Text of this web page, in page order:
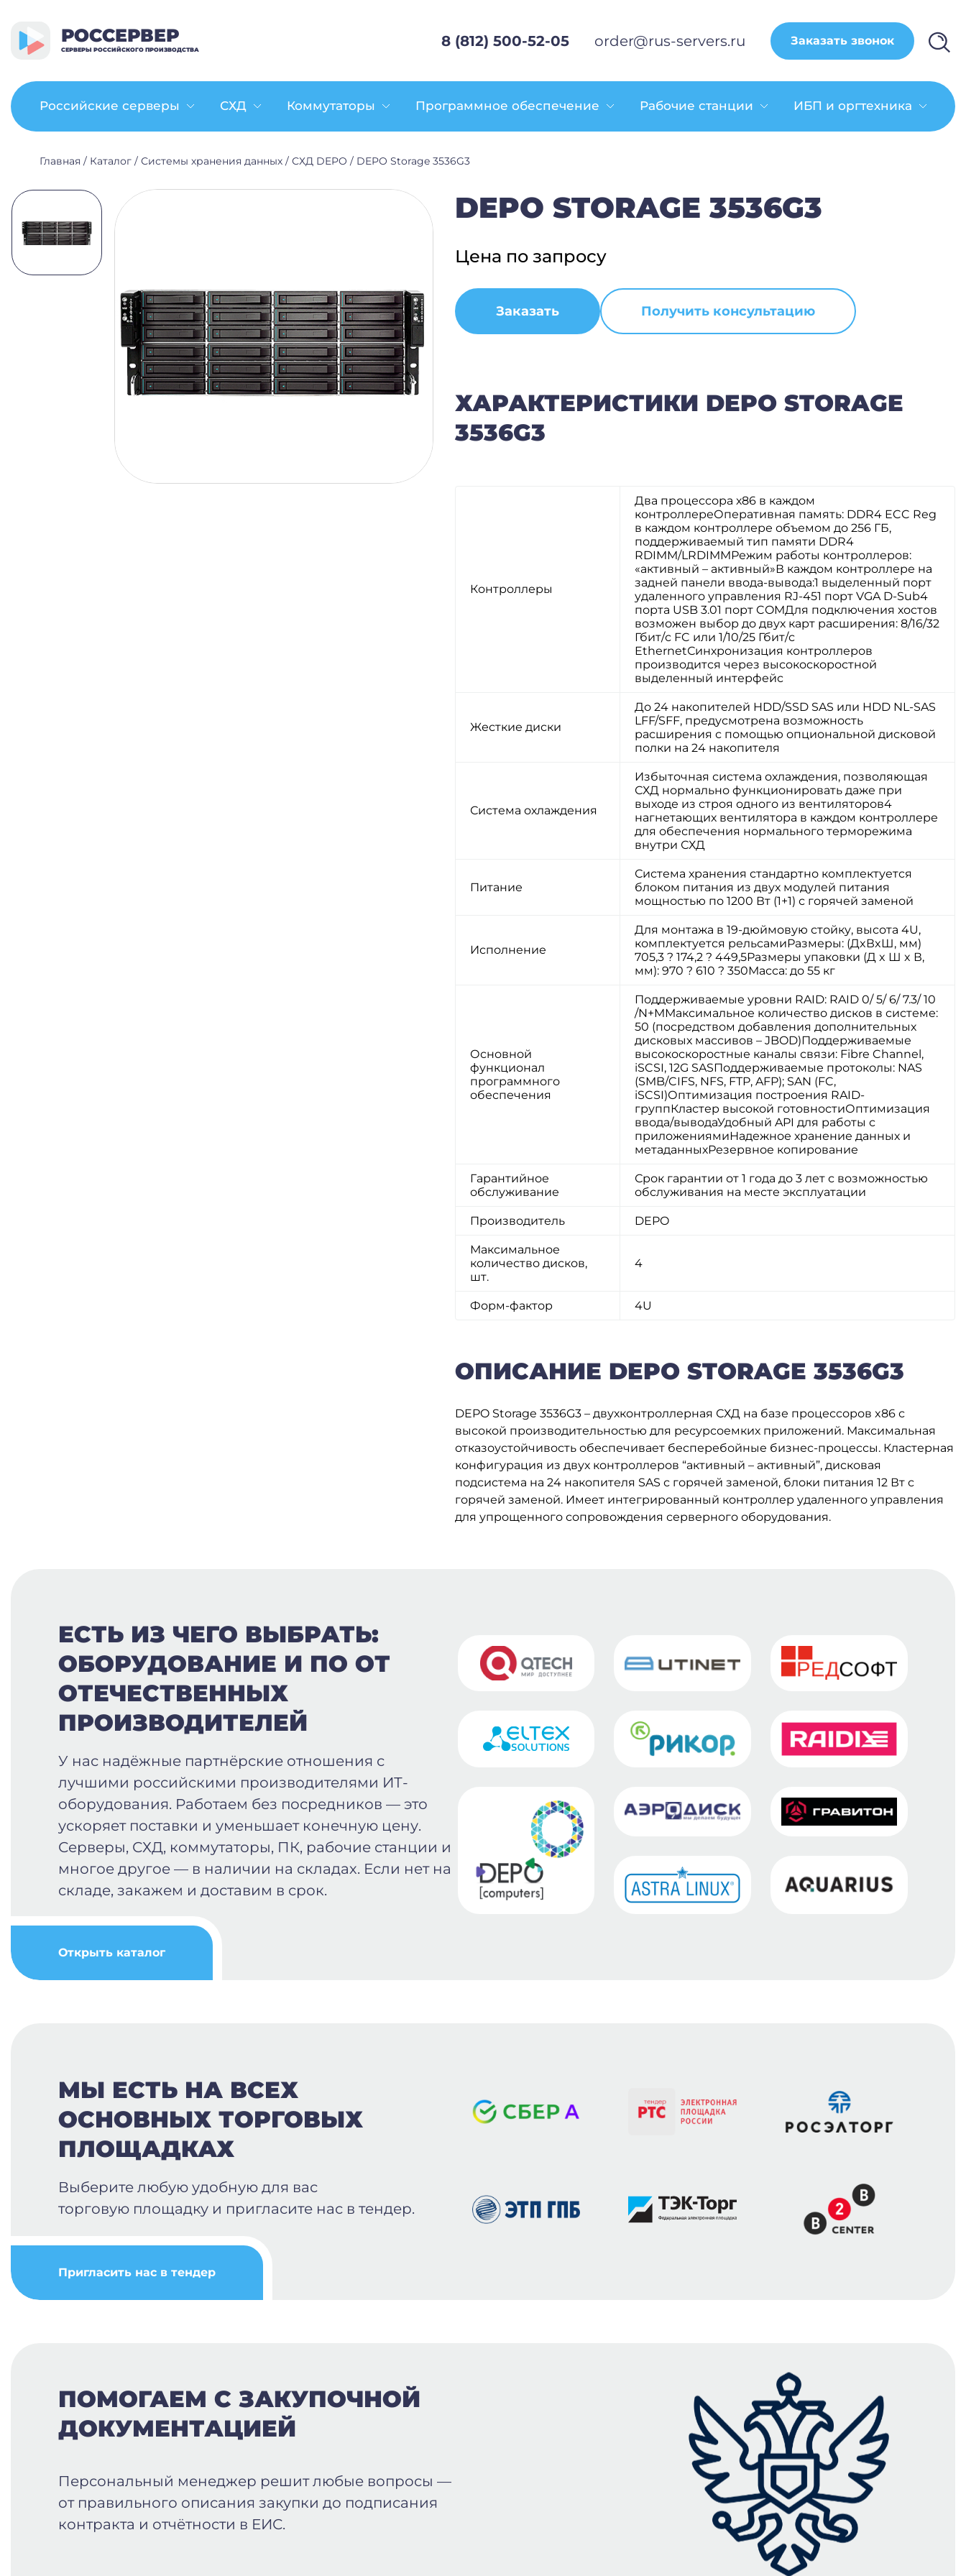
РОССЕРВЕР
СЕРВЕРЫ РОССИЙСКОГО ПРОИЗВОДСТВА 8 (812) 500-52-05 order@rus-servers.ru Заказать звонок
Российские серверы СХД Коммутаторы Программное обеспечение Рабочие станции ИБП и оргтехника
Главная / Каталог / Системы хранения данных / СХД DEPO / DEPO Storage 3536G3
DEPO STORAGE 3536G3
Цена по запросу
Заказать Получить консультацию
ХАРАКТЕРИСТИКИ DEPO STORAGE
3536G3
Контроллеры
Два процессора х86 в каждом
контроллереОперативная память: DDR4 ECC Reg
в каждом контроллере объемом до 256 ГБ,
поддерживаемый тип памяти DDR4
RDIMM/LRDIMMРежим работы контроллеров:
«активный – активный»В каждом контроллере на
задней панели ввода-вывода:1 выделенный порт
удаленного управления RJ-451 порт VGA D-Sub4
порта USB 3.01 порт COMДля подключения хостов
возможен выбор до двух карт расширения: 8/16/32
Гбит/с FC или 1/10/25 Гбит/с
EthernetСинхронизация контроллеров
производится через высокоскоростной
выделенный интерфейс
Жесткие диски
До 24 накопителей HDD/SSD SAS или HDD NL-SAS
LFF/SFF, предусмотрена возможность
расширения с помощью опциональной дисковой
полки на 24 накопителя
Система охлаждения
Избыточная система охлаждения, позволяющая
СХД нормально функционировать даже при
выходе из строя одного из вентиляторов4
нагнетающих вентилятора в каждом контроллере
для обеспечения нормального терморежима
внутри СХД
Питание
Система хранения стандартно комплектуется
блоком питания из двух модулей питания
мощностью по 1200 Вт (1+1) с горячей заменой
Исполнение
Для монтажа в 19-дюймовую стойку, высота 4U,
комплектуется рельсамиРазмеры: (ДxВxШ, мм)
705,3 ? 174,2 ? 449,5Размеры упаковки (Д x Ш x В,
мм): 970 ? 610 ? 350Масса: до 55 кг
Основной
функционал
программного
обеспечения
Поддерживаемые уровни RAID: RAID 0/ 5/ 6/ 7.3/ 10
/N+MМаксимальное количество дисков в системе:
50 (посредством добавления дополнительных
дисковых массивов – JBOD)Поддерживаемые
высокоскоростные каналы связи: Fibre Channel,
iSCSI, 12G SASПоддерживаемые протоколы: NAS
(SMB/CIFS, NFS, FTP, AFP); SAN (FC,
iSCSI)Оптимизация построения RAID-
группКластер высокой готовностиОптимизация
ввода/выводаУдобный API для работы с
приложениямиНадежное хранение данных и
метаданныхРезервное копирование
Гарантийное
обслуживание
Срок гарантии от 1 года до 3 лет с возможностью
обслуживания на месте эксплуатации
Производитель DEPO
Максимальное
количество дисков,
шт.
4
Форм-фактор 4U
ОПИСАНИЕ DEPO STORAGE 3536G3
DEPO Storage 3536G3 – двухконтроллерная СХД на базе процессоров x86 с
высокой производительностью для ресурсоемких приложений. Максимальная
отказоустойчивость обеспечивает бесперебойные бизнес-процессы. Кластерная
конфигурация из двух контроллеров “активный – активный”, дисковая
подсистема на 24 накопителя SAS с горячей заменой, блоки питания 12 Вт с
горячей заменой. Имеет интегрированный контроллер удаленного управления
для упрощенного сопровождения серверного оборудования.
ЕСТЬ ИЗ ЧЕГО ВЫБРАТЬ:
ОБОРУДОВАНИЕ И ПО ОТ
ОТЕЧЕСТВЕННЫХ
ПРОИЗВОДИТЕЛЕЙ
У нас надёжные партнёрские отношения с
лучшими российскими производителями ИТ-
оборудования. Работаем без посредников — это
ускоряет поставки и уменьшает конечную цену.
Серверы, СХД, коммутаторы, ПК, рабочие станции и
многое другое — в наличии на складах. Если нет на
складе, закажем и доставим в срок.
Открыть каталог
МЫ ЕСТЬ НА ВСЕХ
ОСНОВНЫХ ТОРГОВЫХ
ПЛОЩАДКАХ
Выберите любую удобную для вас
торговую площадку и пригласите нас в тендер.
Пригласить нас в тендер
ПОМОГАЕМ С ЗАКУПОЧНОЙ
ДОКУМЕНТАЦИЕЙ
Персональный менеджер решит любые вопросы —
от правильного описания закупки до подписания
контракта и отчётности в ЕИС.